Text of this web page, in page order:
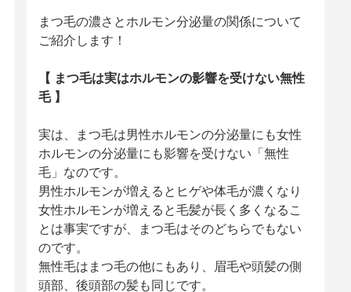
まつ毛の濃さとホルモン分泌量の関係について
ご紹介します！
【 まつ毛は実はホルモンの影響を受けない無性
毛 】
実は、まつ毛は男性ホルモンの分泌量にも女性
ホルモンの分泌量にも影響を受けない「無性
毛」なのです。
男性ホルモンが増えるとヒゲや体毛が濃くなり
女性ホルモンが増えると毛髪が長く多くなるこ
とは事実ですが、まつ毛はそのどちらでもない
のです。
無性毛はまつ毛の他にもあり、眉毛や頭髪の側
頭部、後頭部の髪も同じです。